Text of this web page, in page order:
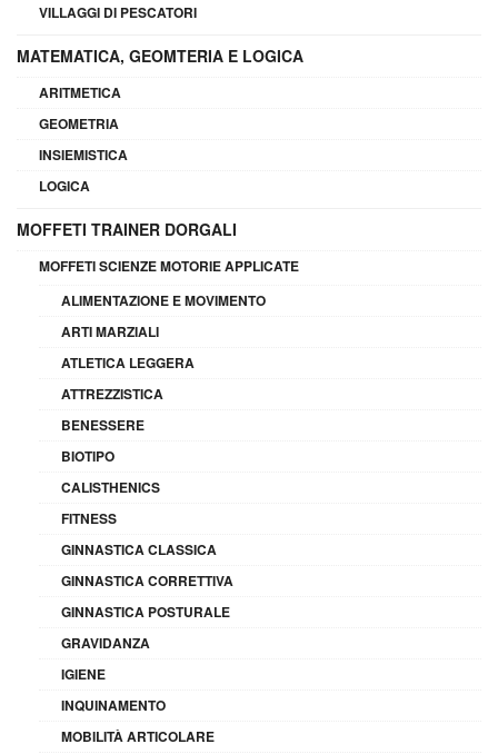
VILLAGGI DI PESCATORI
MATEMATICA, GEOMTERIA E LOGICA
ARITMETICA
GEOMETRIA
INSIEMISTICA
LOGICA
MOFFETI TRAINER DORGALI
MOFFETI SCIENZE MOTORIE APPLICATE
ALIMENTAZIONE E MOVIMENTO
ARTI MARZIALI
ATLETICA LEGGERA
ATTREZZISTICA
BENESSERE
BIOTIPO
CALISTHENICS
FITNESS
GINNASTICA CLASSICA
GINNASTICA CORRETTIVA
GINNASTICA POSTURALE
GRAVIDANZA
IGIENE
INQUINAMENTO
MOBILITÀ ARTICOLARE